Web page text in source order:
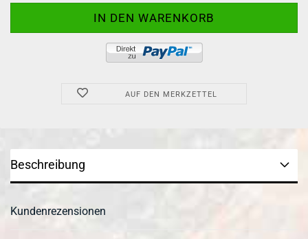
AUF DEN MERKZETTEL
Beschreibung
Kundenrezensionen